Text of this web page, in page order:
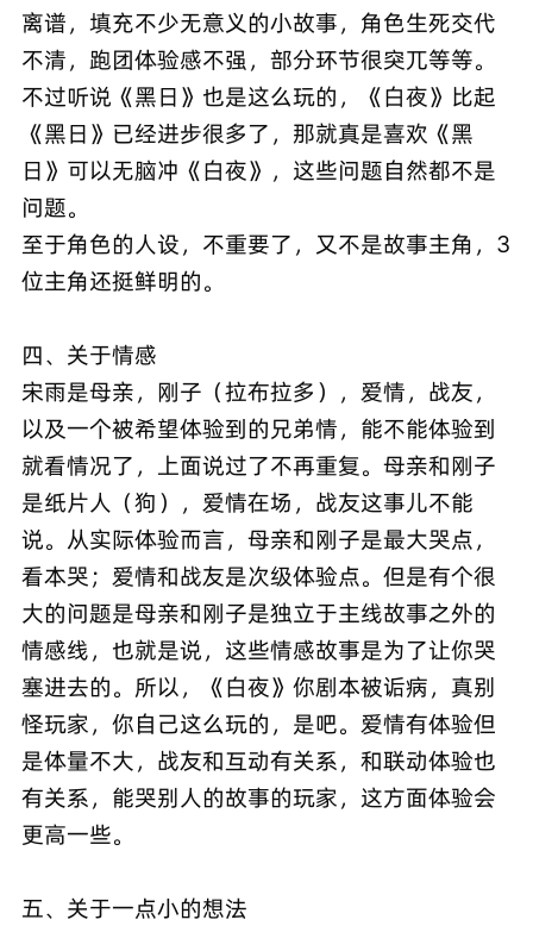
离谱，填充不少无意义的小故事，角色生死交代
不清，跑团体验感不强，部分环节很突兀等等。
不过听说《黑日》也是这么玩的，《白夜》比起
《黑日》已经进步很多了，那就真是喜欢《黑
日》可以无脑冲《白夜》，这些问题自然都不是
问题。
至于角色的人设，不重要了，又不是故事主角，3
位主角还挺鲜明的。
四、关于情感
宋雨是母亲，刚子（拉布拉多），爱情，战友，
以及一个被希望体验到的兄弟情，能不能体验到
就看情况了，上面说过了不再重复。母亲和刚子
是纸片人（狗），爱情在场，战友这事儿不能
说。从实际体验而言，母亲和刚子是最大哭点，
看本哭；爱情和战友是次级体验点。但是有个很
大的问题是母亲和刚子是独立于主线故事之外的
情感线，也就是说，这些情感故事是为了让你哭
塞进去的。所以，《白夜》你剧本被诟病，真别
怪玩家，你自己这么玩的，是吧。爱情有体验但
是体量不大，战友和互动有关系，和联动体验也
有关系，能哭别人的故事的玩家，这方面体验会
更高一些。
五、关于一点小的想法